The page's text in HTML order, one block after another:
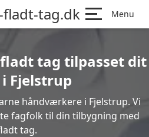
tag.dk Menu
tag tilpasset dit
Fjelstrup
håndværkere i Fjelstrup. Vi
fagfolk til din tilbygning med
tag.